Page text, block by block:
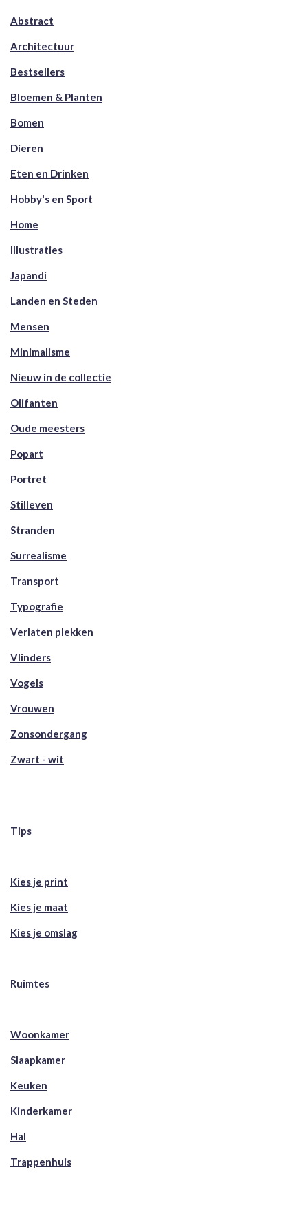
Abstract
Architectuur
Bestsellers
Bloemen & Planten
Bomen
Dieren
Eten en Drinken
Hobby's en Sport
Home
Illustraties
Japandi
Landen en Steden
Mensen
Minimalisme
Nieuw in de collectie
Olifanten
Oude meesters
Popart
Portret
Stilleven
Stranden
Surrealisme
Transport
Typografie
Verlaten plekken
Vlinders
Vogels
Vrouwen
Zonsondergang
Zwart - wit
Tips
Kies je print
Kies je maat
Kies je omslag
Ruimtes
Woonkamer
Slaapkamer
Keuken
Kinderkamer
Hal
Trappenhuis